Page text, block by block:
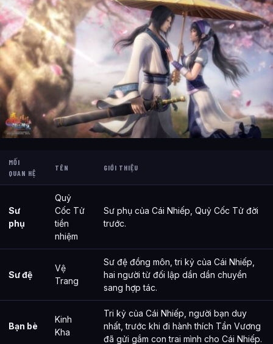
MỐI
QUAN HỆ
TÊN GIỚI THIỆU
Sư
phụ
Quỷ
Cốc Tử
tiền
nhiệm
Sư phụ của Cái Nhiếp, Quỷ Cốc Tử đời
trước.
Sư đệ
Vệ
Trang
Sư đệ đồng môn, tri kỷ của Cái Nhiếp,
hai người từ đối lập dần dần chuyển
sang hợp tác.
Bạn bè
Kinh
Kha
Tri kỷ của Cái Nhiếp, người bạn duy
nhất, trước khi đi hành thích Tần Vương
đã gửi gắm con trai mình cho Cái Nhiếp.